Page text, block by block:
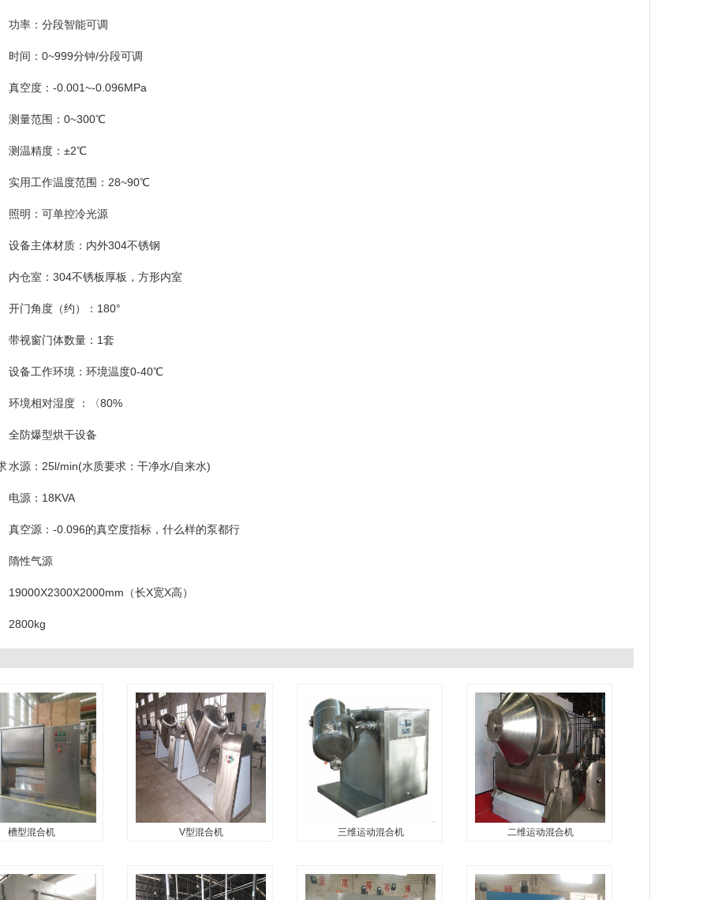
功率：分段智能可调
时间：0~999分钟/分段可调
真空度：-0.001~-0.096MPa
测量范围：0~300℃
测温精度：±2℃
实用工作温度范围：28~90℃
照明：可单控冷光源
设备主体材质：内外304不锈钢
内仓室：304不锈板厚板，方形内室
开门角度（约）：180°
带视窗门体数量：1套
设备工作环境：环境温度0-40℃
环境相对湿度 ：〈80%
全防爆型烘干设备
水源：25l/min(水质要求：干净水/自来水)
电源：18KVA
真空源：-0.096的真空度指标，什么样的泵都行
隋性气源
19000X2300X2000mm（长X宽X高）
2800kg
槽型混合机 V型混合机
...
三维运动混合机
...
二维运动混合机
...